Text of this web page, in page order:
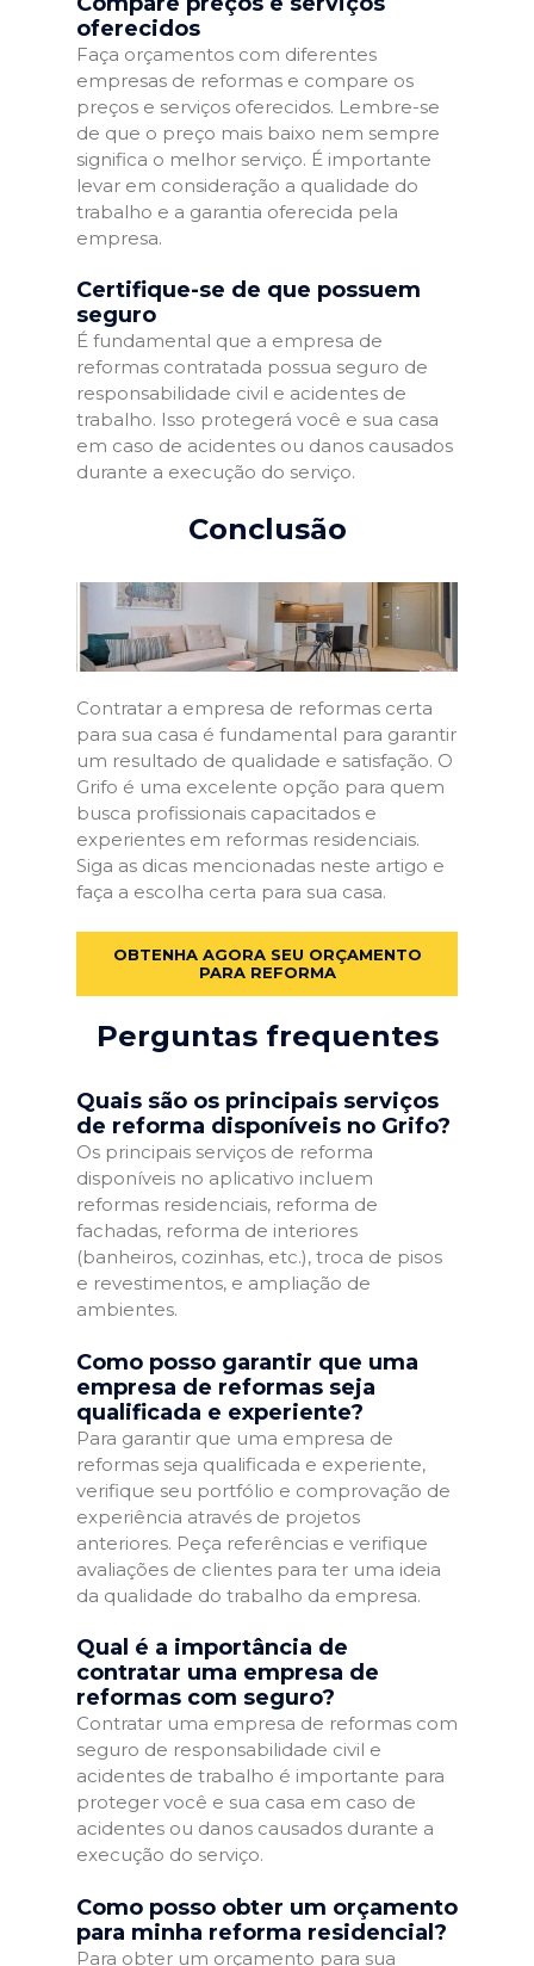
oferecidos
Faça orçamentos com diferentes
empresas de reformas e compare os
preços e serviços oferecidos. Lembre-se
de que o preço mais baixo nem sempre
significa o melhor serviço. É importante
levar em consideração a qualidade do
trabalho e a garantia oferecida pela
empresa.
Certifique-se de que possuem
seguro
É fundamental que a empresa de
reformas contratada possua seguro de
responsabilidade civil e acidentes de
trabalho. Isso protegerá você e sua casa
em caso de acidentes ou danos causados
durante a execução do serviço.
Conclusão
Contratar a empresa de reformas certa
para sua casa é fundamental para garantir
um resultado de qualidade e satisfação. O
Grifo é uma excelente opção para quem
busca profissionais capacitados e
experientes em reformas residenciais.
Siga as dicas mencionadas neste artigo e
faça a escolha certa para sua casa.
OBTENHA AGORA SEU ORÇAMENTO
PARA REFORMA
Perguntas frequentes
Quais são os principais serviços
de reforma disponíveis no Grifo?
Os principais serviços de reforma
disponíveis no aplicativo incluem
reformas residenciais, reforma de
fachadas, reforma de interiores
(banheiros, cozinhas, etc.), troca de pisos
e revestimentos, e ampliação de
ambientes.
Como posso garantir que uma
empresa de reformas seja
qualificada e experiente?
Para garantir que uma empresa de
reformas seja qualificada e experiente,
verifique seu portfólio e comprovação de
experiência através de projetos
anteriores. Peça referências e verifique
avaliações de clientes para ter uma ideia
da qualidade do trabalho da empresa.
Qual é a importância de
contratar uma empresa de
reformas com seguro?
Contratar uma empresa de reformas com
seguro de responsabilidade civil e
acidentes de trabalho é importante para
proteger você e sua casa em caso de
acidentes ou danos causados durante a
execução do serviço.
Como posso obter um orçamento
para minha reforma residencial?
Para obter um orçamento para sua